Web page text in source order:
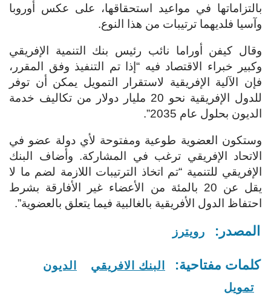
بالتزاماتها في مواعيد استحقاقها، على عكس أوروبا
وآسيا فلديهما ترتيبات من هذا النوع.
وقال كيفن أوراما نائب رئيس بنك التنمية الإفريقي
وكبير خبراء الاقتصاد فيه “إذا تم التنفيذ وفق المقرر،
فإن الآلية الإفريقية لاستقرار التمويل يمكن أن توفر
للدول الإفريقية نحو 20 مليار دولار من تكاليف خدمة
الديون بحلول عام 2035”.
وستكون العضوية طوعية ومفتوحة لأي دولة عضو في
الاتحاد الإفريقي ترغب في المشاركة. وأضاف البنك
الإفريقي للتنمية “تم اتخاذ الترتيبات اللازمة لضم ما لا
يقل عن 20 بالمئة من الأعضاء غير الأفارقة بشرط
احتفاظ الدول الأفريقية بالغالبية فيما يتعلق بالعضوية”.
المصدر: رويترز
كلمات مفتاحية: البنك الافريقي
الديون
تمويل